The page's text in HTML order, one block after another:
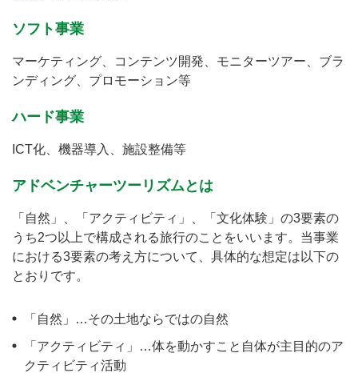
ソフト事業
マーケティング、コンテンツ開発、モニターツアー、ブラ
ンディング、プロモーション等
ハード事業
ICT化、機器導入、施設整備等
アドベンチャーツーリズムとは
「自然」、「アクティビティ」、「文化体験」の3要素の
うち2つ以上で構成される旅行のことをいいます。当事業
における3要素の考え方について、具体的な想定は以下の
とおりです。
「自然」…その土地ならではの自然
「アクティビティ」…体を動かすこと自体が主目的のア
クティビティ活動